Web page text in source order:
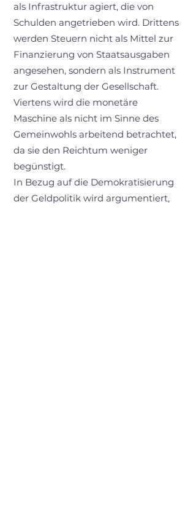
als Infrastruktur agiert, die von
Schulden angetrieben wird. Drittens
werden Steuern nicht als Mittel zur
Finanzierung von Staatsausgaben
angesehen, sondern als Instrument
zur Gestaltung der Gesellschaft.
Viertens wird die monetäre
Maschine als nicht im Sinne des
Gemeinwohls arbeitend betrachtet,
da sie den Reichtum weniger
begünstigt.
In Bezug auf die Demokratisierung
der Geldpolitik wird argumentiert,